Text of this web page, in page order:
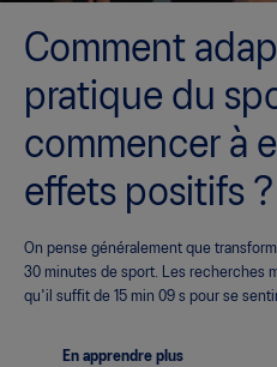
Comment
pratique du
commencer à
effets positifs ?
On pense généralement que
30 minutes de sport. Les recherches
qu'il suffit de 15 min 09 s pour se
En apprendre plus